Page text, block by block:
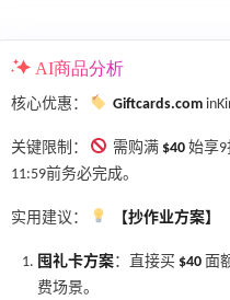
AI商品分析
核心优惠： Giftcards.com
关键限制： 需购满 $40 始享
11:59前务必完成。
实用建议： 【抄作业方案】
囤礼卡方案：直接买 $40 面
费场景。
衣、金属银跆拳道鞋等
2件8折 叠加满
adidas HK
【55专享】Bobbi
遇！满$150立省$50
Bobbi Brown
Diesel Europe：折扣区
袋、服饰、鞋履等